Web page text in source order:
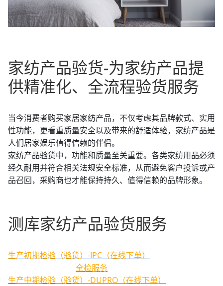
家纺产品验货-为家纺产品提
供精准化、全流程验货服务
当今消费者购买家居家纺产品，不仅考虑其品牌款式、实用
性功能，更看重质量安全以及带来的舒适体验，家纺产品是
人们居家娱乐值得信赖的伴侣。
家纺产品验货中，功能和质量至关重要。各类家纺用品必须
经久耐用并符合相关法规安全标准，从而避免客户投诉或产
品召回，采购商也才能保持持久、值得信赖的品牌形象。
测库家纺产品验货服务
生产初期检验（验货）-IPC（在线下单）
全检服务
生产中期检验（验货）-DUPRO（在线下单）